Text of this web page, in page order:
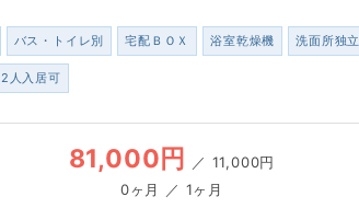
バス・トイレ別 宅配ＢＯＸ 浴室乾燥機 洗面所独立
2人入居可
81,000円 ／ 11,000円
0ヶ月 ／ 1ヶ月